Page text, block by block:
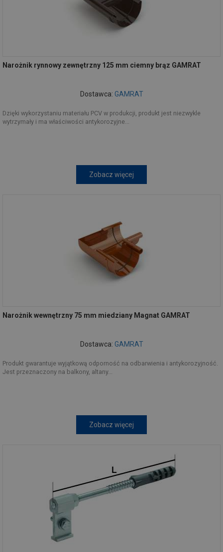
Narożnik rynnowy zewnętrzny 125 mm ciemny brąz GAMRAT
Dostawca: GAMRAT
Dzięki wykorzystaniu materiału PCV w produkcji, produkt jest niezwykle
wytrzymały i ma właściwości antykorozyjne...
Zobacz więcej
Narożnik wewnętrzny 75 mm miedziany Magnat GAMRAT
Dostawca: GAMRAT
Produkt gwarantuje wyjątkową odporność na odbarwienia i antykorozyjność.
Jest przeznaczony na balkony, altany...
Zobacz więcej